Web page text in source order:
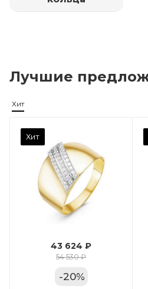
Лучшие
Хит
Хит
43 624 ₽
54 530 ₽
-20%
Вес драгметалла
Марка (бренд)
Дельта
Фианит
Цвет золота
КРАС